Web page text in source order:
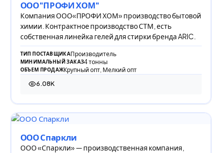
ООО"ПРОФИ ХОМ"
Компания ООО«ПРОФИ ХОМ» производство бытовой
химии. Контрактное производство СТМ, есть
собственная линейка гелей для стирки бренда ARIC.
ТИП ПОСТАВЩИКАПроизводитель
МИНИМАЛЬНЫЙ ЗАКАЗ4 тонны
ОБЪЕМ ПРОДАЖКрупный опт, Мелкий опт
6.08K
6 079 просмотров
ООО Спаркли
ООО «Спаркли» — производственная компания,